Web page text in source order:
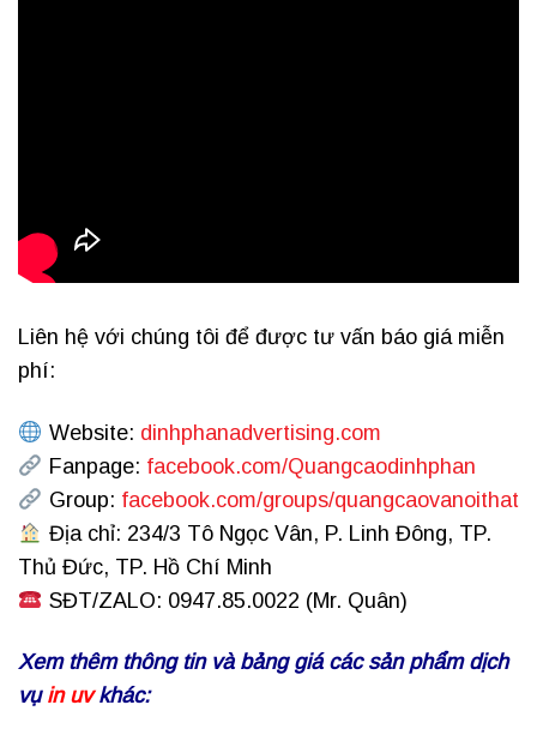
Liên hệ với chúng tôi để được tư vấn báo giá miễn
phí:
Website: dinhphanadvertising.com
Fanpage: facebook.com/Quangcaodinhphan
Group: facebook.com/groups/quangcaovanoithat
Địa chỉ: 234/3 Tô Ngọc Vân, P. Linh Đông, TP.
Thủ Đức, TP. Hồ Chí Minh
SĐT/ZALO: 0947.85.0022 (Mr. Quân)
Xem thêm thông tin và bảng giá các sản phẩm dịch
vụ in uvkhác: